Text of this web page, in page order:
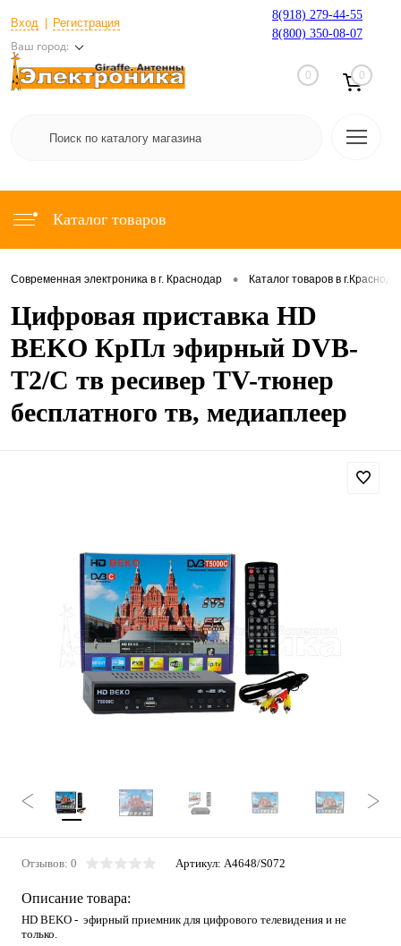
Вход Регистрация
Ваш город:
8(918) 279-44-55
8(800) 350-08-07
0 0
Каталог товаров
Современная электроника в г. Краснодар • Каталог товаров в
Цифровая приставка HD
BEKO КрПл эфирный DVB-
T2/C тв ресивер TV-тюнер
бесплатного тв, медиаплеер
Отзывов: 0 Артикул: A4648/S072
Описание товара:
HD BEKO - эфирный приемник для цифрового телевидения и не
только.